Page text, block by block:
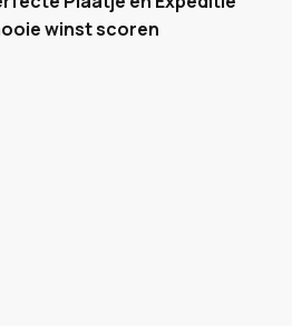
winst scoren